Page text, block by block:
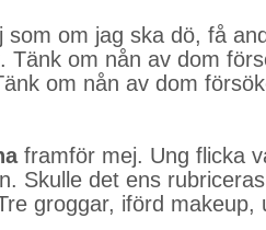
som om jag ska dö, få
Tänk om nån av dom
om nån av dom
framför mej. Ung flicka
Skulle det ens
groggar, iförd makeup,